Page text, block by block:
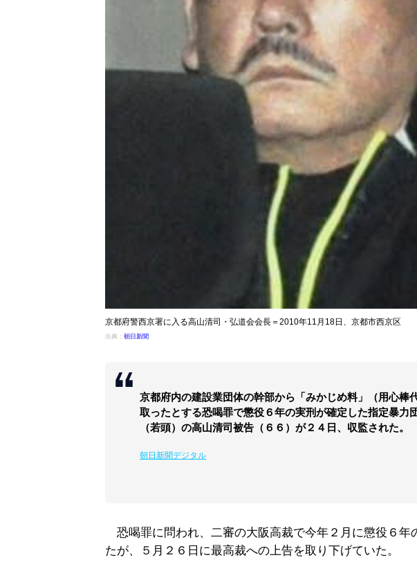
京都府警西京署に入る高山清司・弘道会会長＝2010年11月18日、京都市西京区
出典： 朝日新聞
京都府内の建設業団体の幹部から「みかじめ料」（用心棒
取ったとする恐喝罪で懲役６年の実刑が確定した指定暴力
（若頭）の高山清司被告（６６）が２４日、収監された。
朝日新聞デジタル
恐喝罪に問われ、二審の大阪高裁で今年２月に懲役６年
たが、５月２６日に最高裁への上告を取り下げていた。